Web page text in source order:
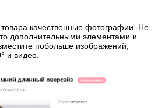
товара качественные фотографии. Не
дополнительными элементами и
побольше изображений,
и видео.